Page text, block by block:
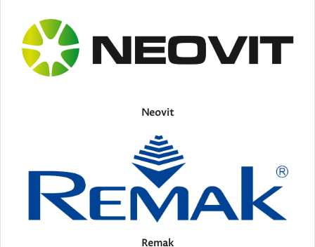
Neovit
Remak